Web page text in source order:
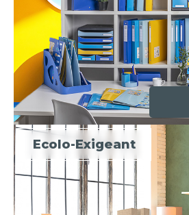
Ecolo-Exigeant